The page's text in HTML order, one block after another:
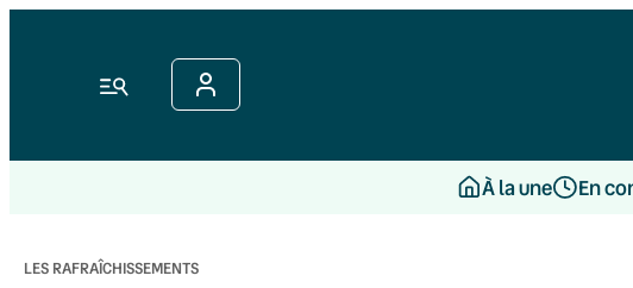
Menu
À la une En
LES RAFRAÎCHISSEMENTS